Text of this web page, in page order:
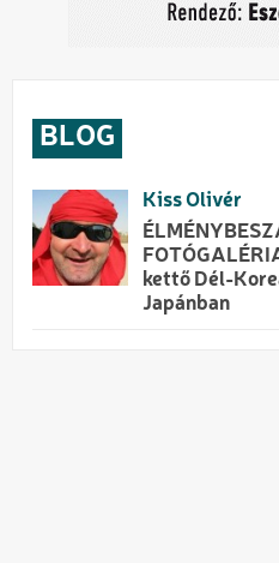
BLOG
Kiss Olivér
kettő Dél-
Japánban